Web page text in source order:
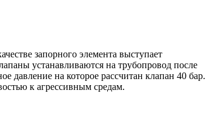
запорного элемента выступает
устанавливаются на трубопровод после
давление на которое рассчитан клапан 40 бар.
к агрессивным средам.